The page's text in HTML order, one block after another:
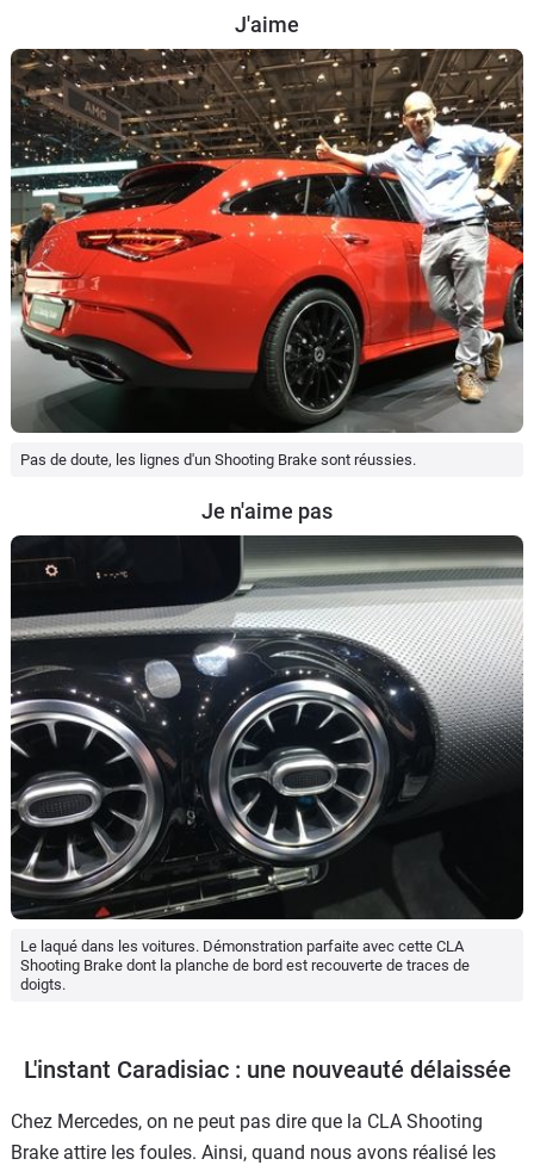
J'aime
Pas de doute, les lignes d'un Shooting Brake sont réussies.
Je n'aime pas
Le laqué dans les voitures. Démonstration parfaite avec cette CLA
Shooting Brake dont la planche de bord est recouverte de traces de
doigts.
L'instant Caradisiac : une nouveauté délaissée
Chez Mercedes, on ne peut pas dire que la CLA Shooting
Brake attire les foules. Ainsi, quand nous avons réalisé les